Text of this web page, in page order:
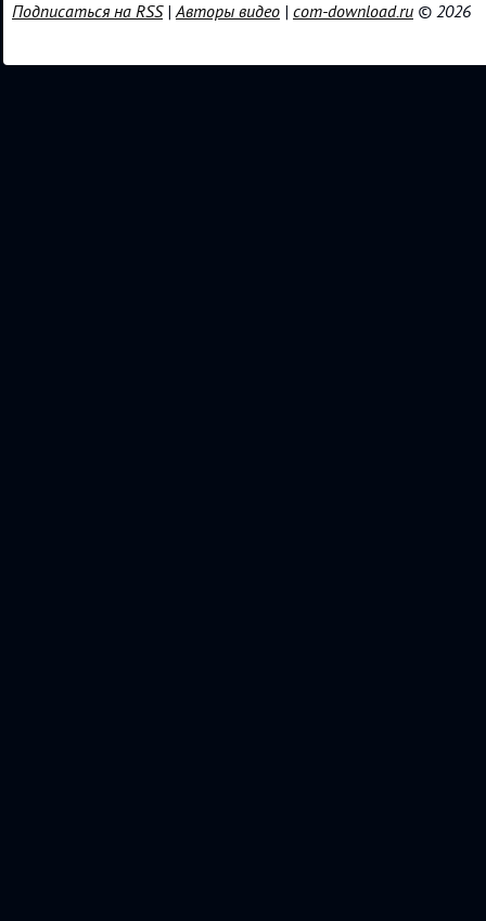
Подписаться на RSS|Авторы видео | com-download.ru © 2026